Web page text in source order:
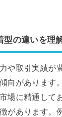
型の違いを理
や取引実績が
向があります
場に精通して
があります。